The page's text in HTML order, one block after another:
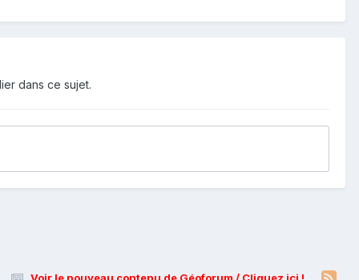
dans ce sujet.
Voir le nouveau contenu de Géoforum / Cliquez ici !